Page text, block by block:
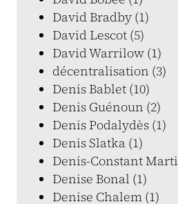
David Bradby (1)
David Lescot (5)
David Warrilow (1)
décentralisation (3)
Denis Bablet (10)
Denis Guénoun (2)
Denis Podalydès (1)
Denis Slatka (1)
Denis-Constant
Denise Bonal (1)
Denise Chalem (1)